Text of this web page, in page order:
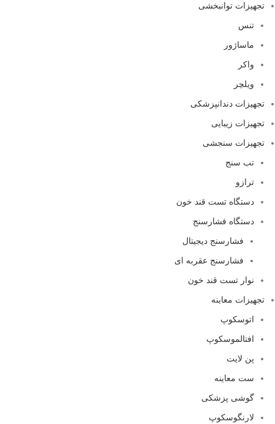
تجهیزات توانبخشی
تنس
ماساژور
واکر
ویلچر
تجهیزات دندانپزشکی
تجهیزات زیبایی
تجهیزات سنجشی
تب سنج
ترازو
دستگاه تست قند خون
دستگاه فشارسنج
فشارسنج دیجیتال
فشارسنج عقربه ای
نوار تست قند خون
تجهیزات معاینه
اتوسکوپ
افتالموسکوپ
پن لایت
ست معاینه
گوشی پزشکی
لارنگوسکوپ